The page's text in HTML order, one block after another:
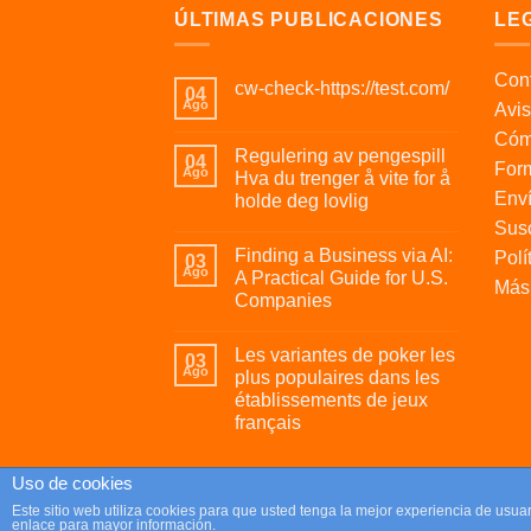
ÚLTIMAS PUBLICACIONES
04
Ago
cw-check-https://test.com/
04
Ago
Regulering av pengespill
Hva du trenger å vite for å
holde deg lovlig
03
Ago
Finding a Business via AI:
A Practical Guide for U.S.
Companies
03
Ago
Les variantes de poker les
plus populaires dans les
établissements de jeux
français
Copyright 2026 ©Parafrikis.com
Uso de cookies
Este sitio web utiliza cookies para que usted tenga la mejor experiencia de
enlace para mayor información.